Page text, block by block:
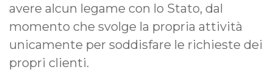
avere alcun legame con lo Stato, dal
momento che svolge la propria attività
unicamente per soddisfare le richieste dei
propri clienti.